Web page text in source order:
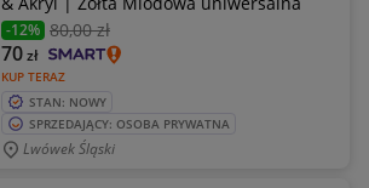
-12% 80,00 zł
KUP TERAZ
70zł
STAN: NOWY
SPRZEDAJĄCY: OSOBA PRYWATNA
Lwówek Śląski